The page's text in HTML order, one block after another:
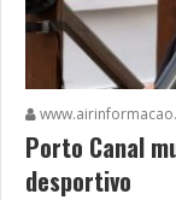
Porto Canal
desportivo